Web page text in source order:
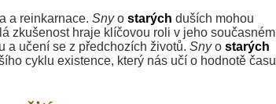
a reinkarnace. Snyo starých duších mohou
zkušenost hraje klíčovou roli v jeho současném
a učení se z předchozích životů. Snyo starých
cyklu existence, který nás učí o hodnotě času